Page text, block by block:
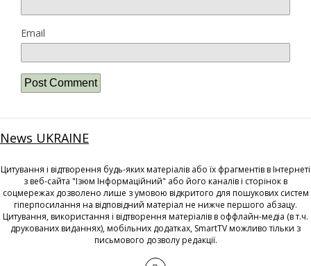
Email
News UKRAINE
Цитування і відтворення будь-яких матеріалів або їх фрагментів в Інтернеті
з веб-сайта "Ізюм Інформаційний" або його каналів і сторінок в
соцмережах дозволено лише з умовою відкритого для пошукових систем
гіперпосилання на відповідний матеріал не нижче першого абзацу.
Цитування, використання і відтворення матеріалів в оффлайн-медіа (в т.ч.
друкованих виданнях), мобільних додатках, SmartTV можливо тільки з
письмового дозволу редакції.